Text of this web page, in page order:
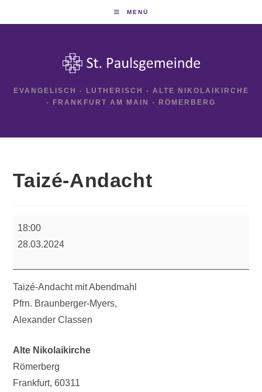
MENÜ
EVANGELISCH - LUTHERISCH - ALTE NIKOLAIKIRCHE
- FRANKFURT AM MAIN - RÖMERBERG
Taizé-Andacht
18:00
28.03.2024
Taizé-Andacht mit Abendmahl
Pfrn. Braunberger-Myers,
Alexander Classen
Alte Nikolaikirche
Römerberg
Frankfurt,60311